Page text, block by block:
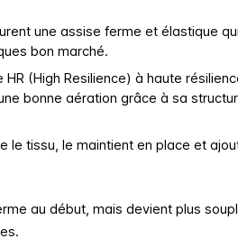
une assise ferme et élastique
bon marché.
(High Resilience) à haute
bonne aération grâce à sa
le tissu, le maintient en place et
au début, mais devient plus